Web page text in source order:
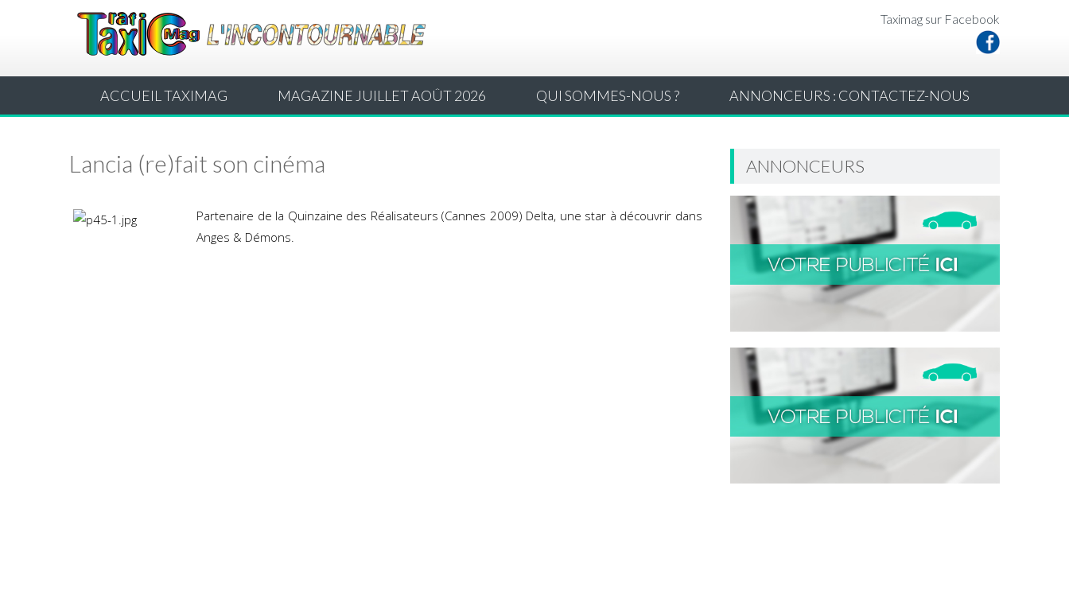
Taximag sur Facebook
ACCUEIL TAXIMAG MAGAZINE JUILLET AOÛT 2026 QUI SOMMES-NOUS ? ANNONCEURS : CONTACTEZ-NOUS
Lancia (re)fait son cinéma
Partenaire de la Quinzaine des Réalisateurs (Cannes 2009) Delta, une star à découvrir dans
Anges & Démons.
ANNONCEURS